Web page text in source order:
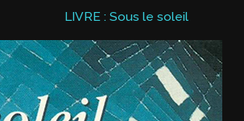
LIVRE : Sous le soleil